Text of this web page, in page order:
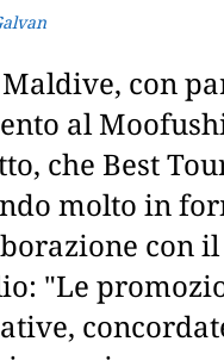
con
al
che Best
molto in
con
"Le